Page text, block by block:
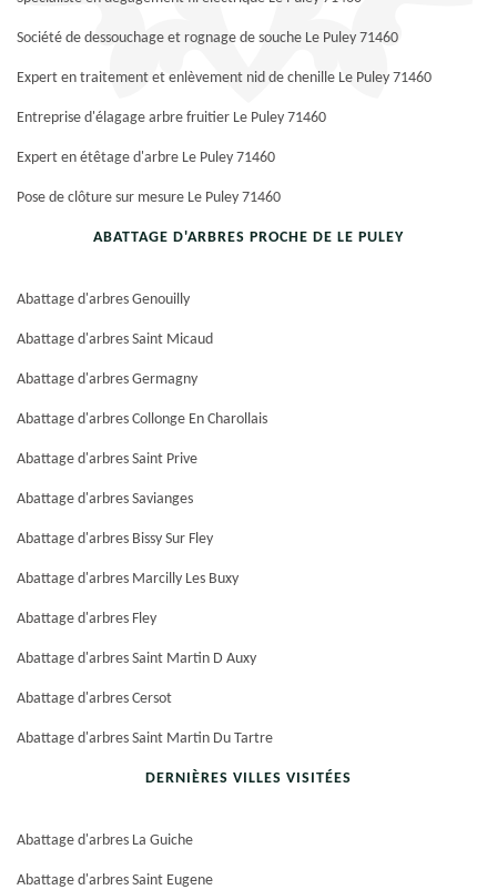
Société de dessouchage et rognage de souche Le Puley 71460
Expert en traitement et enlèvement nid de chenille Le Puley 71460
Entreprise d'élagage arbre fruitier Le Puley 71460
Expert en étêtage d'arbre Le Puley 71460
Pose de clôture sur mesure Le Puley 71460
ABATTAGE D'ARBRES PROCHE DE LE PULEY
Abattage d'arbres Genouilly
Abattage d'arbres Saint Micaud
Abattage d'arbres Germagny
Abattage d'arbres Collonge En Charollais
Abattage d'arbres Saint Prive
Abattage d'arbres Savianges
Abattage d'arbres Bissy Sur Fley
Abattage d'arbres Marcilly Les Buxy
Abattage d'arbres Fley
Abattage d'arbres Saint Martin D Auxy
Abattage d'arbres Cersot
Abattage d'arbres Saint Martin Du Tartre
DERNIÈRES VILLES VISITÉES
Abattage d'arbres La Guiche
Abattage d'arbres Saint Eugene